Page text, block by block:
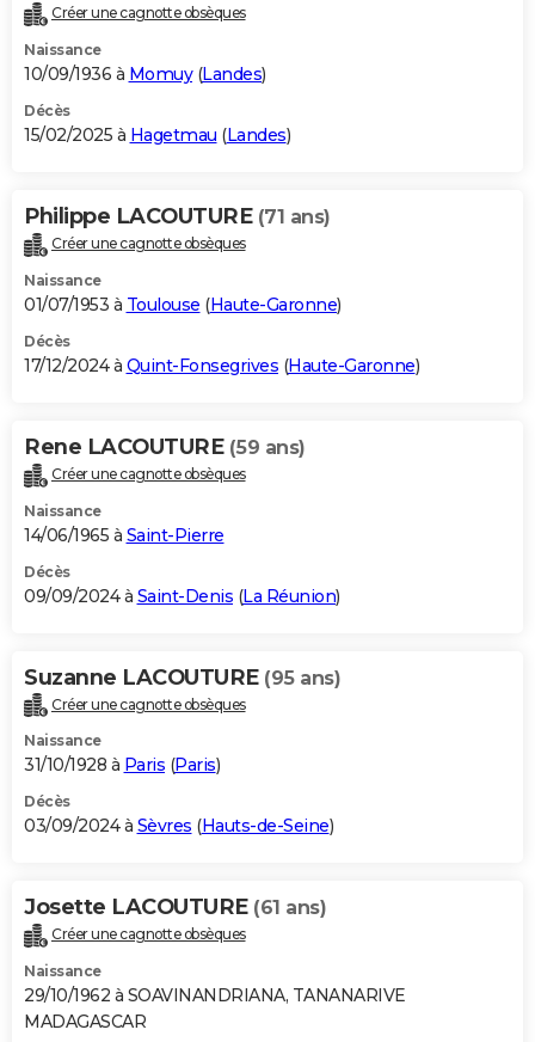
Créer une cagnotte obsèques
Naissance
10/09/1936 à Momuy(Landes)
Décès
15/02/2025 à Hagetmau (Landes)
Philippe LACOUTURE (71 ans)
Créer une cagnotte obsèques
Naissance
01/07/1953 à Toulouse (Haute-Garonne)
Décès
17/12/2024 à Quint-Fonsegrives (Haute-Garonne)
Rene LACOUTURE (59 ans)
Créer une cagnotte obsèques
Naissance
14/06/1965 à Saint-Pierre
Décès
09/09/2024 à Saint-Denis (La Réunion)
Suzanne LACOUTURE (95 ans)
Créer une cagnotte obsèques
Naissance
31/10/1928 à Paris (Paris)
Décès
03/09/2024 à Sèvres (Hauts-de-Seine)
Josette LACOUTURE (61 ans)
Créer une cagnotte obsèques
Naissance
29/10/1962 à SOAVINANDRIANA, TANANARIVE
MADAGASCAR